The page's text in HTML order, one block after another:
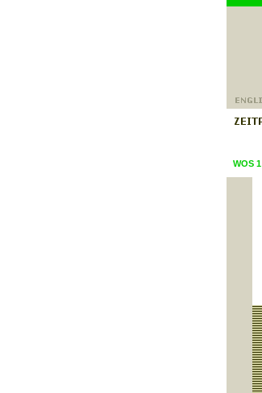
WOS 1